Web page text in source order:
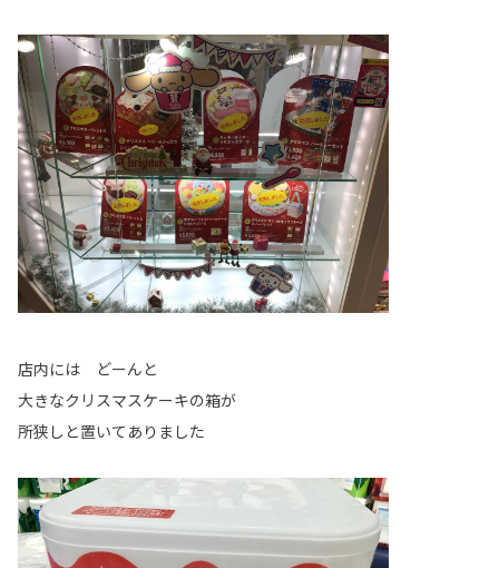
店内には どーんと
大きなクリスマスケーキの箱が
所狭しと置いてありました